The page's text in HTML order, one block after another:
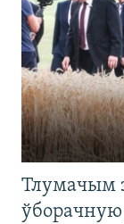
Тлумачым
ўборачную